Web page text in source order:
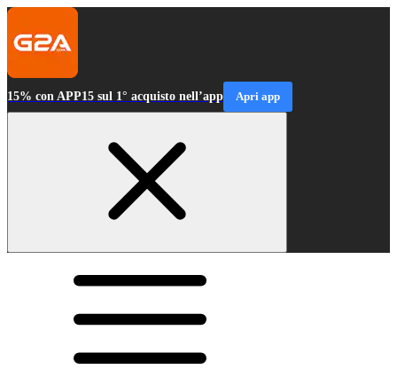
15% con APP15 sul 1° acquisto nell’app Apri app